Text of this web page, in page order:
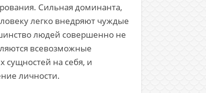
Сильная доминанта,
легко внедряют чуждые
людей совершенно не
всевозможные
сущностей на себя, и
личности.